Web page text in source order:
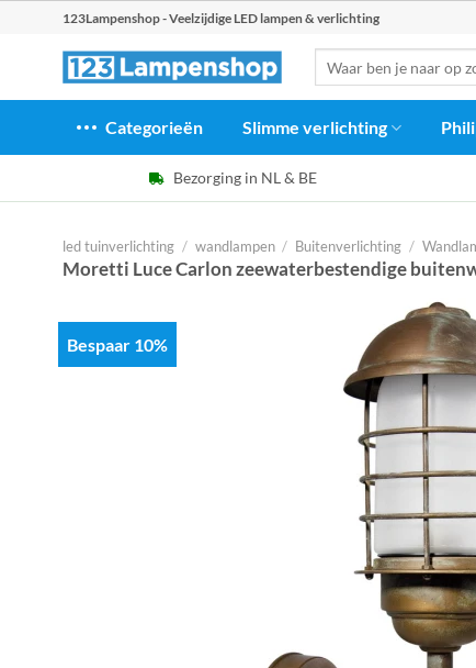
123Lampenshop - Veelzijdige LED lampen & verlichting
naar:
Categorieën Slimme verlichting
Bezorging in NL & BE
led tuinverlichting / wandlampen / Buitenverlichting /
Moretti Luce Carlon zeewaterbestendige
Bespaar 10%